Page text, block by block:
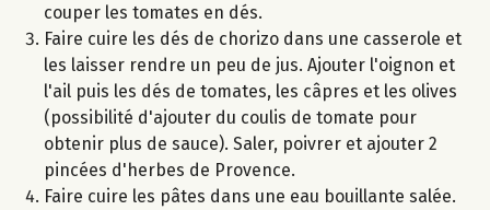
couper les tomates en dés.
Faire cuire les dés de chorizo dans une casserole et
les laisser rendre un peu de jus. Ajouter l'oignon et
l'ail puis les dés de tomates, les câpres et les olives
(possibilité d'ajouter du coulis de tomate pour
obtenir plus de sauce). Saler, poivrer et ajouter 2
pincées d'herbes de Provence.
Faire cuire les pâtes dans une eau bouillante salée.